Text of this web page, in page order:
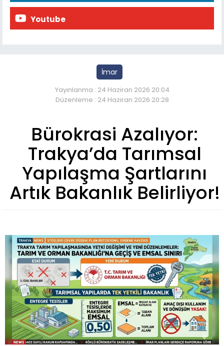
Youtube
İmar
Yayınlanma : 24 Haziran 2026 20:04
Düzenleme : 24 Haziran 2026 20:28
Bürokrasi Azalıyor:
Trakya’da Tarımsal
Yapılaşma Şartlarını
Artık Bakanlık Belirliyor!